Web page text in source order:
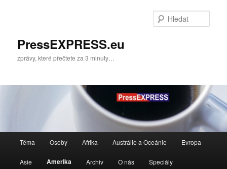
paneluPressEXPRESS.eu
zprávy, které přečtete za 3 minuty…
navigační
Téma Osoby Afrika Austrálie a Oceánie Evropa
Asie Amerika Archiv O nás Speciály